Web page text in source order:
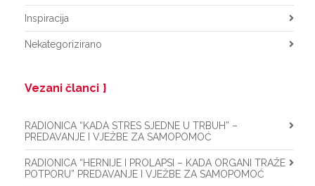
Inspiracija
Nekategorizirano
Vezani članci
RADIONICA “KADA STRES SJEDNE U TRBUH” –
PREDAVANJE I VJEŽBE ZA SAMOPOMOĆ
RADIONICA “HERNIJE I PROLAPSI – KADA ORGANI TRAŽE
POTPORU” PREDAVANJE I VJEŽBE ZA SAMOPOMOĆ